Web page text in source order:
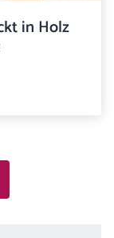
in Holz